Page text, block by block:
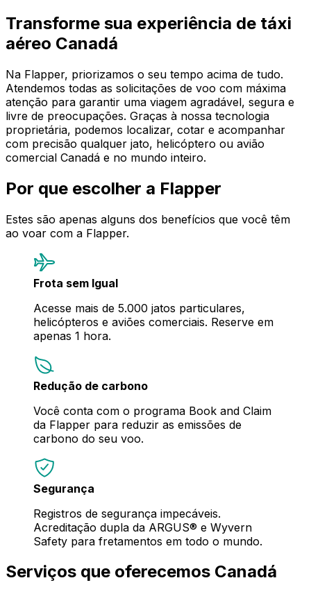
Transforme sua experiência de táxi
aéreo Canadá
Na Flapper, priorizamos o seu tempo acima de tudo.
Atendemos todas as solicitações de voo com máxima
atenção para garantir uma viagem agradável, segura e
livre de preocupações. Graças à nossa tecnologia
proprietária, podemos localizar, cotar e acompanhar
com precisão qualquer jato, helicóptero ou avião
comercial Canadá e no mundo inteiro.
Por que escolher a Flapper
Estes são apenas alguns dos benefícios que você têm
ao voar com a Flapper.
Frota sem Igual
Acesse mais de 5.000 jatos particulares,
helicópteros e aviões comerciais. Reserve em
apenas 1 hora.
Redução de carbono
Você conta com o programa Book and Claim
da Flapper para reduzir as emissões de
carbono do seu voo.
Segurança
Registros de segurança impecáveis.
Acreditação dupla da ARGUS® e Wyvern
Safety para fretamentos em todo o mundo.
Serviços que oferecemos Canadá